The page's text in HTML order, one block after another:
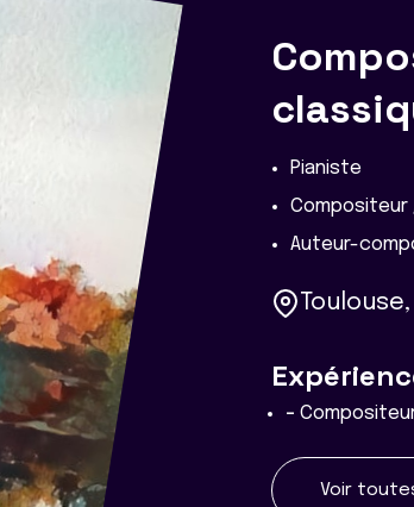
Pianiste
Auteur-
-
Voir